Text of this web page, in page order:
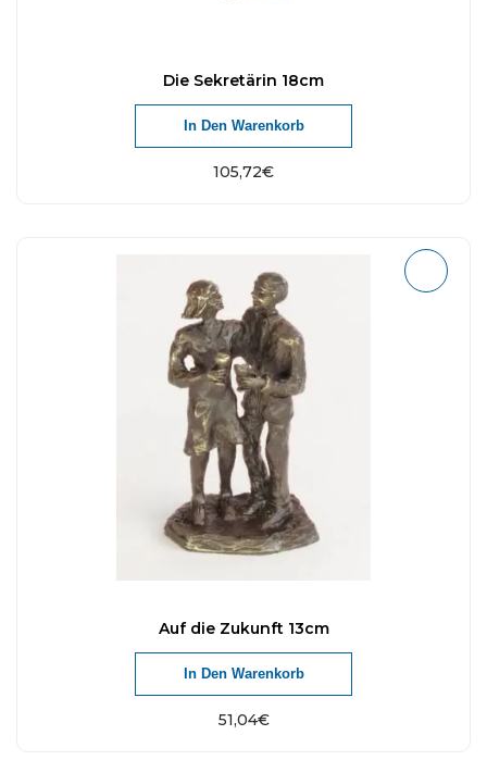
Die Sekretärin 18cm
105,72€
In Den Warenkorb
Auf die Zukunft 13cm
51,04€
In Den Warenkorb